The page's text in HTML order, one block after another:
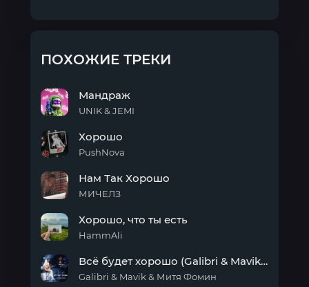
ПОХОЖИЕ ТРЕКИ
Мандраж
UNIK & JEMI
Хорошо
PushNova
Так
Хорошо
Нам Так Хорошо
МИЧЕЛЗ
что
ты
Хорошо, что ты есть
HammAli
Всё будет хорошо (Galibri & Mavik vs Митя Фомин)
Galibri & Mavik & Митя Фомин